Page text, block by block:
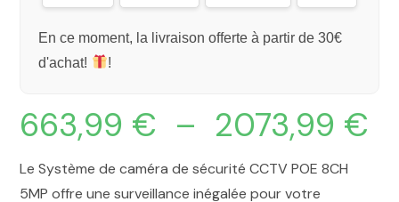
En ce moment, la livraison offerte à partir de 30€
d'achat!
!
663,99 € – 2073,99 €
Le Système de caméra de sécurité CCTV POE 8CH
5MP offre une surveillance inégalée pour votre